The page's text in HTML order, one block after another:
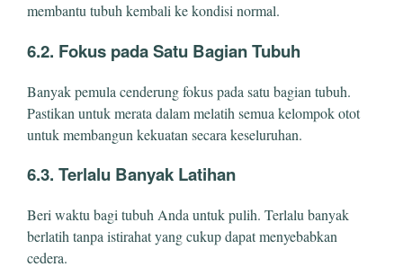
membantu tubuh kembali ke kondisi normal.
6.2. Fokus pada Satu Bagian Tubuh
Banyak pemula cenderung fokus pada satu bagian tubuh.
Pastikan untuk merata dalam melatih semua kelompok otot
untuk membangun kekuatan secara keseluruhan.
6.3. Terlalu Banyak Latihan
Beri waktu bagi tubuh Anda untuk pulih. Terlalu banyak
berlatih tanpa istirahat yang cukup dapat menyebabkan
cedera.